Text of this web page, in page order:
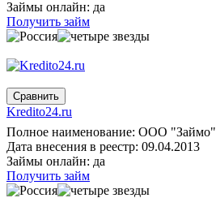
Займы онлайн: да
Получить займ
Kredito24.ru
Полное наименование: ООО "Займо"
Дата внесения в реестр: 09.04.2013
Займы онлайн: да
Получить займ